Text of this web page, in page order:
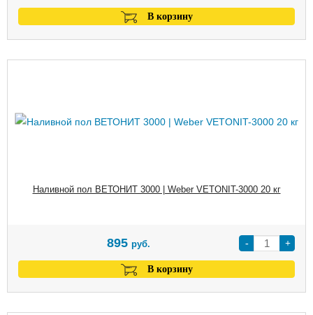
В корзину
Наливной пол ВЕТОНИТ 3000 | Weber VETONIT-3000 20 кг
- +
895 руб.
В корзину